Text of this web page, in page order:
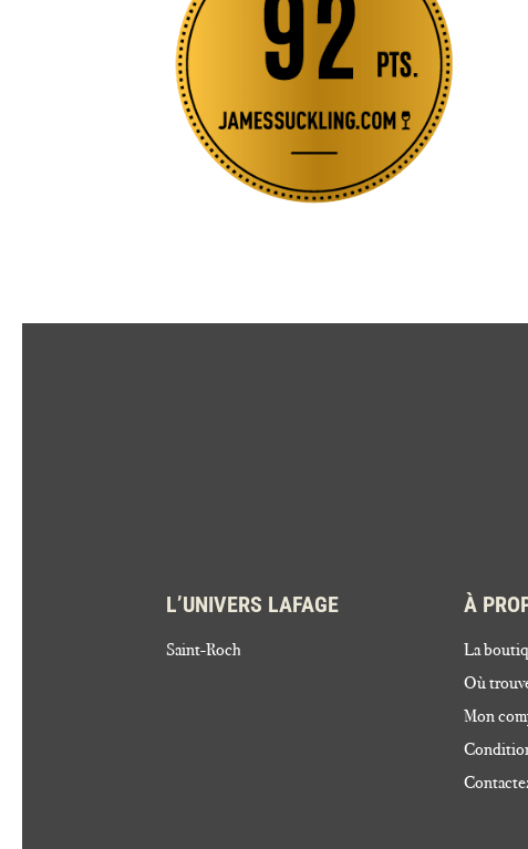
L’UNIVERS LAFAGE
Saint-Roch
À
La
Où
Mon